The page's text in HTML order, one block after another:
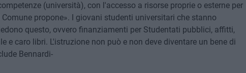
(università), con l'accesso a risorse proprie o esterne per
propone». I giovani studenti universitari che stanno
questo, ovvero finanziamenti per Studentati pubblici, affitti,
e caro libri. L'istruzione non può e non deve diventare un bene di
Bennardi-